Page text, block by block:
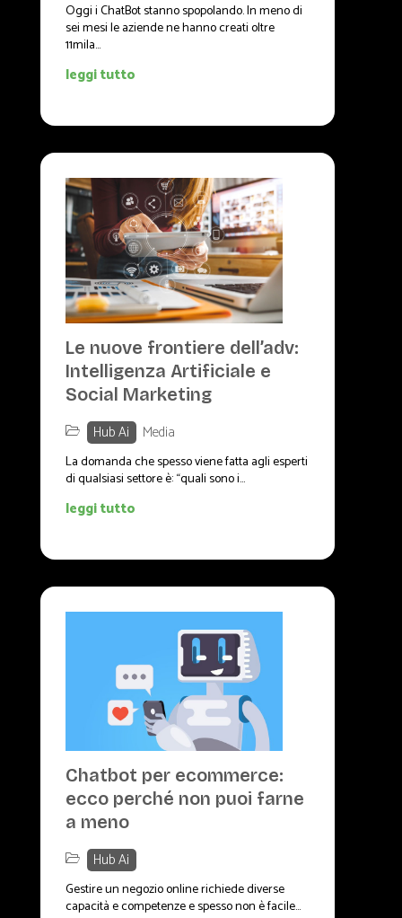
Oggi i ChatBot stanno spopolando. In meno di
sei mesi le aziende ne hanno creati oltre
11mila...
leggi tutto
Le nuove frontiere dell’adv:
Intelligenza Artificiale e
Social Marketing
Hub Ai , Media
La domanda che spesso viene fatta agli esperti
di qualsiasi settore è: “quali sono i...
leggi tutto
Chatbot per ecommerce:
ecco perché non puoi farne
a meno
Hub Ai
Gestire un negozio online richiede diverse
capacità e competenze e spesso non è facile...